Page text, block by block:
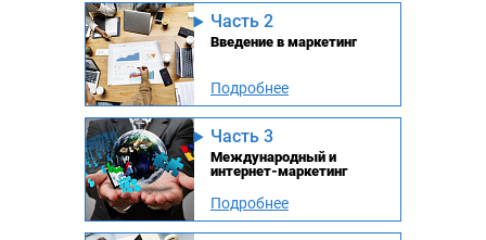
Часть 2
Введение в маркетинг
Подробнее
Часть 3
Международный и
интернет-маркетинг
Подробнее